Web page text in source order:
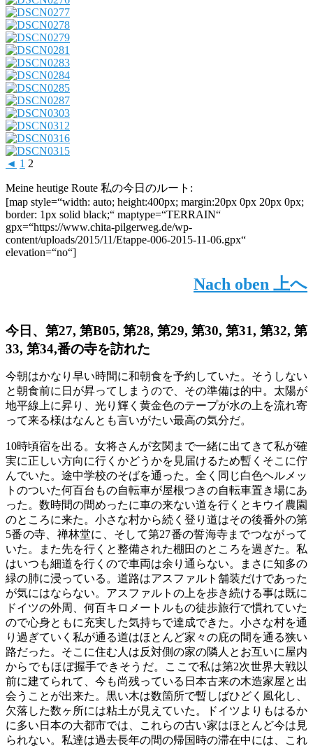
◄ 1 2
Meine heutige Route 私の今日のルート :
[map style=“width: auto; height:400px; margin:20px 0px 20px 0px;
border: 1px solid black;“ maptype=“TERRAIN“
gpx=“https://www.chita-pilgerweg.de/wp-
content/uploads/2015/11/Etappe-006-2015-11-06.gpx“
elevation=“no“]
Nach oben 上へ
今日、第27, 第B05, 第28, 第29, 第30, 第31, 第32, 第
33, 第34,番の寺を訪れた
今朝はかなり早い時間に和朝食を予約していた。そうしない
と朝食前に日が昇ってしまうので、その準備は的中。太陽が
地平線上に昇り、光り輝く黄金色のテープが水の上を流れ寄
って来る様はなんとも言いがたい最高の気分だ。
10時頃宿を出る。女将さんが玄関まで一緒に出てきて私が確
実に正しい方向に行くかどうかを見届けるため暫くそこに佇
んでいた。途中学校のそばを通った。全く同じ白色ヘルメッ
トのついた何百台もの自転車が屋根つきの自転車置き場にあ
った。数時間の間めったに車の来ない道を行くとキウイ農園
のところに来た。小さな村から続く登り道はその後番外の第
5番の寺、禅林堂に、そして第27番の誓海寺までつながって
いた。また先を行くと整備された棚田のところを過ぎた。私
はいつも細道を行くので車両は余り通らない。まさに知多の
緑の肺に浸っている。道路はアスファルト舗装だけであった
が気にはならない。アスファルトの上を歩き続ける事は既に
ドイツの外周、何百キロメートルもの徒歩旅行で慣れていた
ので心身ともに充実した気持ちで達成できた。小さな村を通
り過ぎていく私が通る道はほとんど家々の庇の間を通る狭い
路だった。そこに住む人は反対側の家の隣人とお互いに屋内
からでもほぼ握手できそうだ。ここで私は第2次世界大戦以
前に建てられて、今も尚残っている日本古来の木造家屋と出
会うことが出来た。黒い木は数箇所で暫しばひどく風化し、
欠落した数ヶ所には粘土が見えていた。ドイツよりもはるか
に多い日本の大都市では、これらの古い家はほとんど今は見
られない。私達は過去長年の間の帰国時の滞在中には、これ